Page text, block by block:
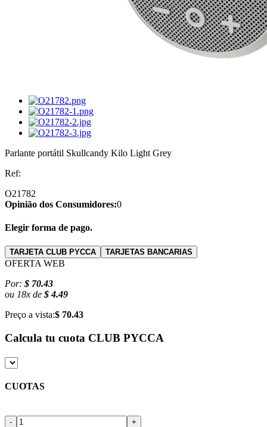
Parlante portátil Skullcandy Kilo Light Grey
Ref:
O21782
Opinião dos Consumidores:0
Elegir forma de pago.
TARJETA CLUB PYCCA TARJETAS BANCARIAS
OFERTA WEB
Por: $ 70.43
ou 18x de $ 4.49
Preço a vista:$ 70.43
Calcula tu cuota CLUB PYCCA
CUOTAS
-
+